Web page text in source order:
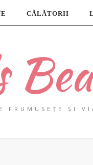
CĂLĂTORII
FRUMUSEȚE ȘI